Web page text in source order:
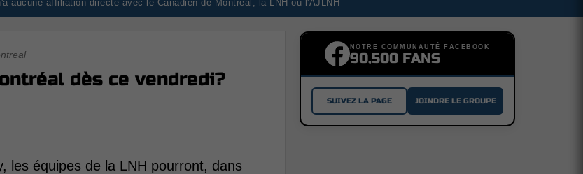
aucune affiliation directe avec le Canadien de Montréal, la LNH ou l'AJLNH
dès ce vendredi?
les équipes de la LNH pourront, dans
NOTRE COMMUNAUTÉ FACEBOOK
90,500 FANS
SUIVEZ LA PAGE JOINDRE LE GROUPE